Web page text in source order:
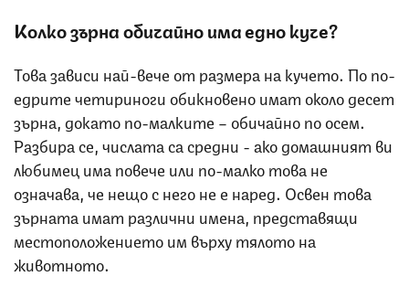
Колко зърна oбичайно има едно куче?
Това зависи най-вече от размера на кучето. По по-
едрите четириноги обикновено имат около десет
зърна, докато по-малките – обичайно по осем.
Разбира се, числата са средни - ако домашният ви
любимец има повече или по-малко това не
означава, че нещо с него не е наред. Освен това
зърната имат различни имена, представящи
местоположението им върху тялото на
животното.